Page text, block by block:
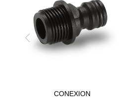
CONEXION